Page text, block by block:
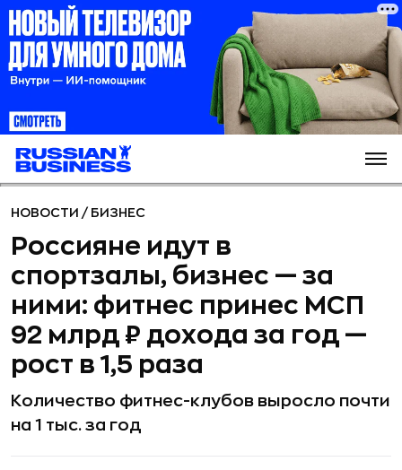
НОВОСТИ / БИЗНЕС
Россияне идут в
спортзалы, бизнес — за
ними: фитнес принес МСП
92 млрд ₽ дохода за год —
рост в 1,5 раза
Количество фитнес-клубов выросло почти
на 1 тыс. за год